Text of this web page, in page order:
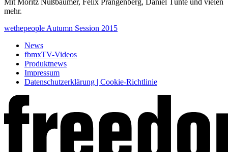
Mit Moritz Nußbaumer, Felix Prangenberg, Daniel Tünte und vielen
mehr.
wethepeople Autumn Session 2015
News
fbmxTV-Videos
Produktnews
Impressum
Datenschutzerklärung | Cookie-Richtlinie